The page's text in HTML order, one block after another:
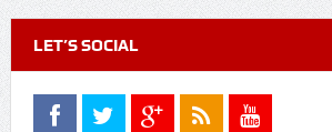
LET’S SOCIAL